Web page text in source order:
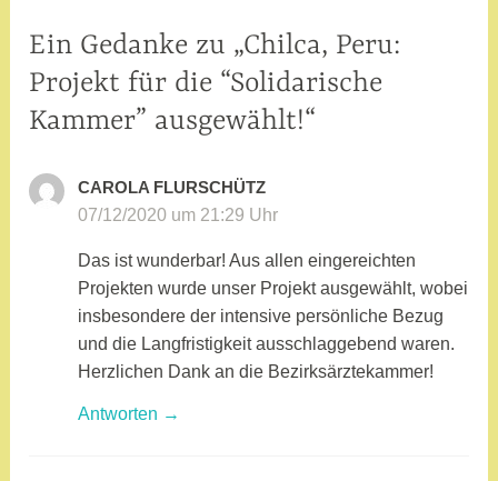
Ein Gedanke zu „Chilca, Peru:
Projekt für die “Solidarische
Kammer” ausgewählt!“
CAROLA FLURSCHÜTZ
07/12/2020 um 21:29 Uhr
Das ist wunderbar! Aus allen eingereichten
Projekten wurde unser Projekt ausgewählt, wobei
insbesondere der intensive persönliche Bezug
und die Langfristigkeit ausschlaggebend waren.
Herzlichen Dank an die Bezirksärztekammer!
Antworten